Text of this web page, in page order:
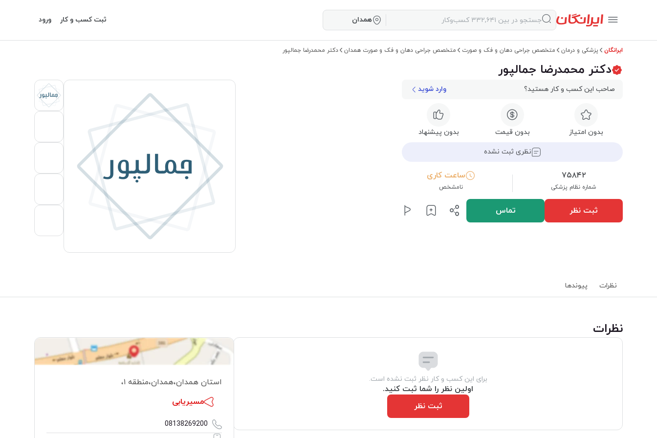
همدان ثبت کسب و کار ورود
ایرانگان پزشکی و درمان متخصص جراحی دهان و فک و صورت متخصص جراحی دهان و فک و صورت همدان دکتر محمدرضا جمالپور
دکتر محمدرضا جمالپور
صاحب این کسب و کار هستید؟ وارد شوید
بدون امتیاز بدون قیمت بدون پیشنهاد
نظری ثبت نشده
۷۵۸۴۲
شماره نظام پزشکی
ساعت کاری
نامشخص
ثبت نظر تماس
جمالپور
جمالپور
نظرات پیوند‌ها
‌نظرات
برای این کسب و کار نظر ثبت نشده است.
اولین نظر را شما ثبت کنید.
ثبت نظر
استان همدان،همدان،منطقه ۱ ،
مسیریابی
08138269200